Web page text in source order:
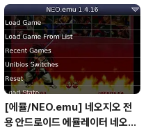
티 좋고 남자가
대용으로 해결
마 뜯지를 못하
[에뮬/NEO.emu] 네오지오 전
용 안드로이드 에뮬레이터 네오지